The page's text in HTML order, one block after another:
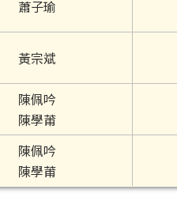
蕭子瑜
黃宗斌
陳佩吟
陳學莆
陳佩吟
陳學莆